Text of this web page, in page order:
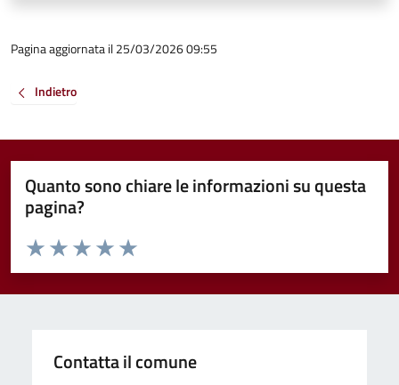
Pagina aggiornata il 25/03/2026 09:55
Indietro
Quanto sono chiare le informazioni su questa
pagina?
Valuta da 1 a 5 stelle la pagina
Valuta 5 stelle su 5
Valuta 4 stelle su 5
Valuta 3 stelle su 5
Valuta 2 stelle su 5
Valuta 1 stelle su 5
Contatta il comune